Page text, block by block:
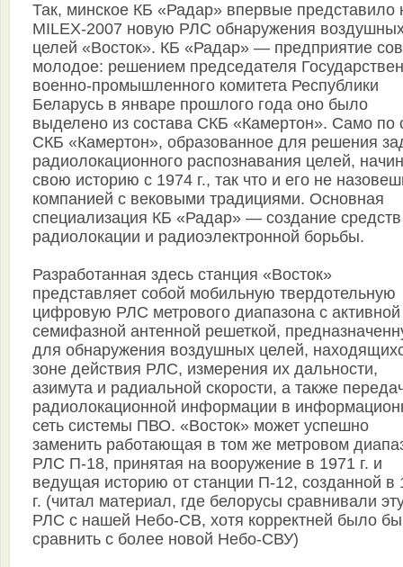
Так, минское КБ «Радар» впервые представило
MILEX-2007 новую РЛС обнаружения
целей «Восток». КБ «Радар» — предприятие
молодое: решением председателя
военно-промышленного комитета Республики
Беларусь в январе прошлого года оно было
выделено из состава СКБ «Камертон». Само по
СКБ «Камертон», образованное для решения
радиолокационного распознавания целей,
свою историю с 1974 г., так что и его не
компанией с вековыми традициями. Основная
специализация КБ «Радар» — создание средств
радиолокации и радиоэлектронной борьбы.
Разработанная здесь станция «Восток»
представляет собой мобильную твердотельную
цифровую РЛС метрового диапазона с активной
семифазной антенной решеткой,
для обнаружения воздушных целей,
зоне действия РЛС, измерения их дальности,
азимута и радиальной скорости, а также
радиолокационной информации в
сеть системы ПВО. «Восток» может успешно
заменить работающая в том же метровом
РЛС П-18, принятая на вооружение в 1971 г. и
ведущая историю от станции П-12, созданной в
г. (читал материал, где белорусы сравнивали
РЛС с нашей Небо-СВ, хотя корректней было бы
сравнить с более новой Небо-СВУ)